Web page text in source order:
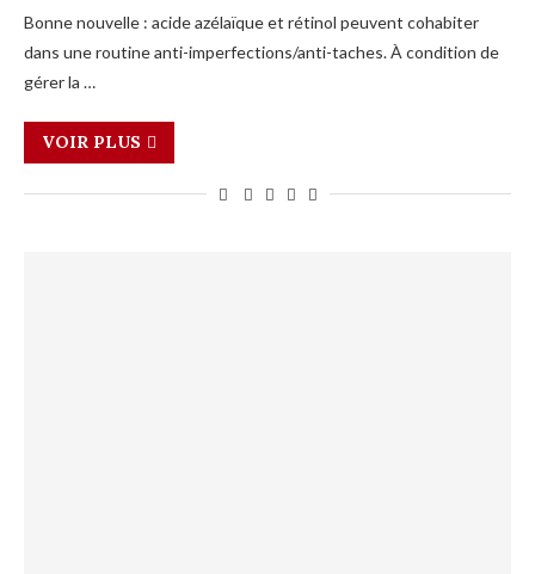
Bonne nouvelle : acide azélaïque et rétinol peuvent cohabiter
dans une routine anti-imperfections/anti-taches. À condition de
gérer la …
VOIR PLUS